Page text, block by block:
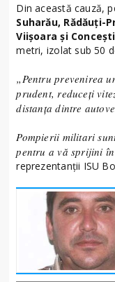
Din această cauză,
Suharău, Rădăuți-
Viișoara și Concești
metri, izolat sub 50
„Pentru prevenirea
prudent, reduceți
distanța dintre
Pompierii militari
pentru a vă sprijini
reprezentanții ISU